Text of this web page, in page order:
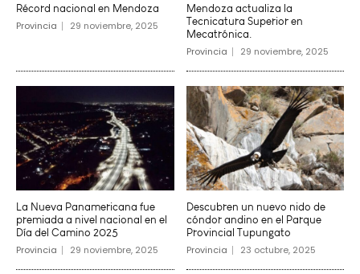
Récord nacional en Mendoza
Provincia 29 noviembre, 2025
Mendoza actualiza la
Tecnicatura Superior en
Mecatrónica.
Provincia 29 noviembre, 2025
La Nueva Panamericana fue
premiada a nivel nacional en el
Día del Camino 2025
Provincia 29 noviembre, 2025
Descubren un nuevo nido de
cóndor andino en el Parque
Provincial Tupungato
Provincia 23 octubre, 2025